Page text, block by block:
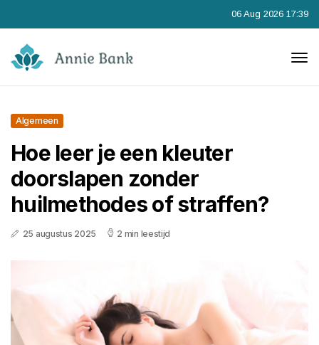
06 Aug 2026 17:39
Algemeen
Hoe leer je een kleuter
doorslapen zonder
huilmethodes of straffen?
25 augustus 2025 2 min leestijd